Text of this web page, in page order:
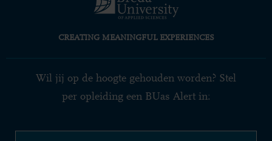
CREATING MEANINGFUL EXPERIENCES
Wil jij op de hoogte gehouden worden? Stel
per opleiding een BUas Alert in: